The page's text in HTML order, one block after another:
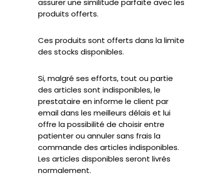
assurer une similitude parfaite avec les
produits offerts.
Ces produits sont offerts dans la limite
des stocks disponibles.
Si, malgré ses efforts, tout ou partie
des articles sont indisponibles, le
prestataire en informe le client par
email dans les meilleurs délais et lui
offre la possibilité de choisir entre
patienter ou annuler sans frais la
commande des articles indisponibles.
Les articles disponibles seront livrés
normalement.